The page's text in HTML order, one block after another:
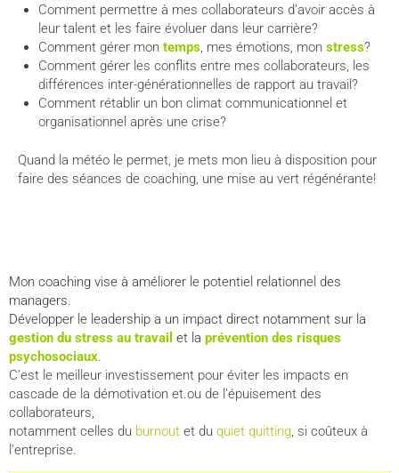
Comment permettre à mes collaborateurs d’avoir accès à
leur talent et les faire évoluer dans leur carrière?
Comment gérer mon temps, mes émotions, mon stress?
Comment gérer les conflits entre mes collaborateurs, les
différences inter-générationnelles de rapport au travail?
Comment rétablir un bon climat communicationnel et
organisationnel après une crise?
Quand la météo le permet, je mets mon lieu à disposition pour
faire des séances de coaching, une mise au vert régénérante!
Mon coaching vise à améliorer le potentiel relationnel des
managers.
Développer le leadership a un impact direct notamment sur la
gestion du stress au travail et la prévention des risques
psychosociaux.
C’est le meilleur investissement pour éviter les impacts en
cascade de la démotivation et.ou de l’épuisement des
collaborateurs,
notamment celles du burnout et du quiet quitting, si coûteux à
l’entreprise.